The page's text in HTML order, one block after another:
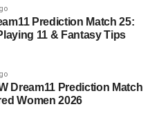
Prediction Match 25:
11 & Fantasy Tips
Dream11 Prediction Match
Women 2026